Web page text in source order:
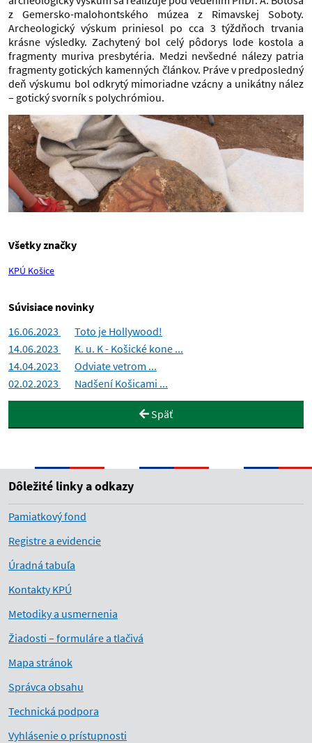
z Gemersko-malohontského múzea z Rimavskej Soboty.
Archeologický výskum priniesol po cca 3 týždňoch trvania
krásne výsledky. Zachytený bol celý pôdorys lode kostola a
fragmenty muriva presbytéria. Medzi nevšedné nálezy patria
fragmenty gotických kamenných článkov. Práve v predposledný
deň výskumu bol odkrytý mimoriadne vzácny a unikátny nález
– gotický svorník s polychrómiou.
Všetky značky
KPÚ Košice
Súvisiace novinky
16.06.2023
Toto je Hollywood!
14.06.2023
K. u. K - Košické kone ...
14.04.2023
Odviate vetrom ...
02.02.2023
Nadšení Košicami ...
Späť
Dôležité linky a odkazy
Pamiatkový fond
Registre a evidencie
Úradná tabuľa
Kontakty KPÚ
Metodiky a usmernenia
Žiadosti – formuláre a tlačivá
Mapa stránok
Správca obsahu
Technická podpora
Vyhlásenie o prístupnosti